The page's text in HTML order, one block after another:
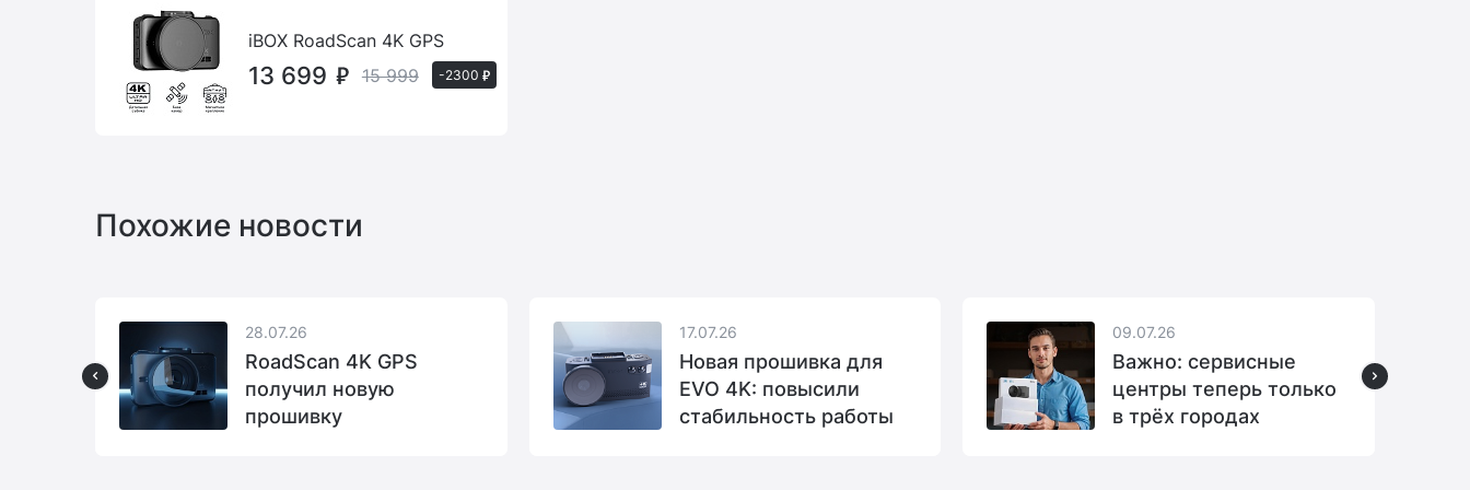
iBOX RoadScan 4K GPS
13 699 15 999 -2300
Похожие новости
28.07.26
RoadScan 4K GPS
получил новую
прошивку
17.07.26
Новая прошивка для
EVO 4K: повысили
стабильность работы
09.07.26
Важно: сервисные
центры теперь только
в трёх городах